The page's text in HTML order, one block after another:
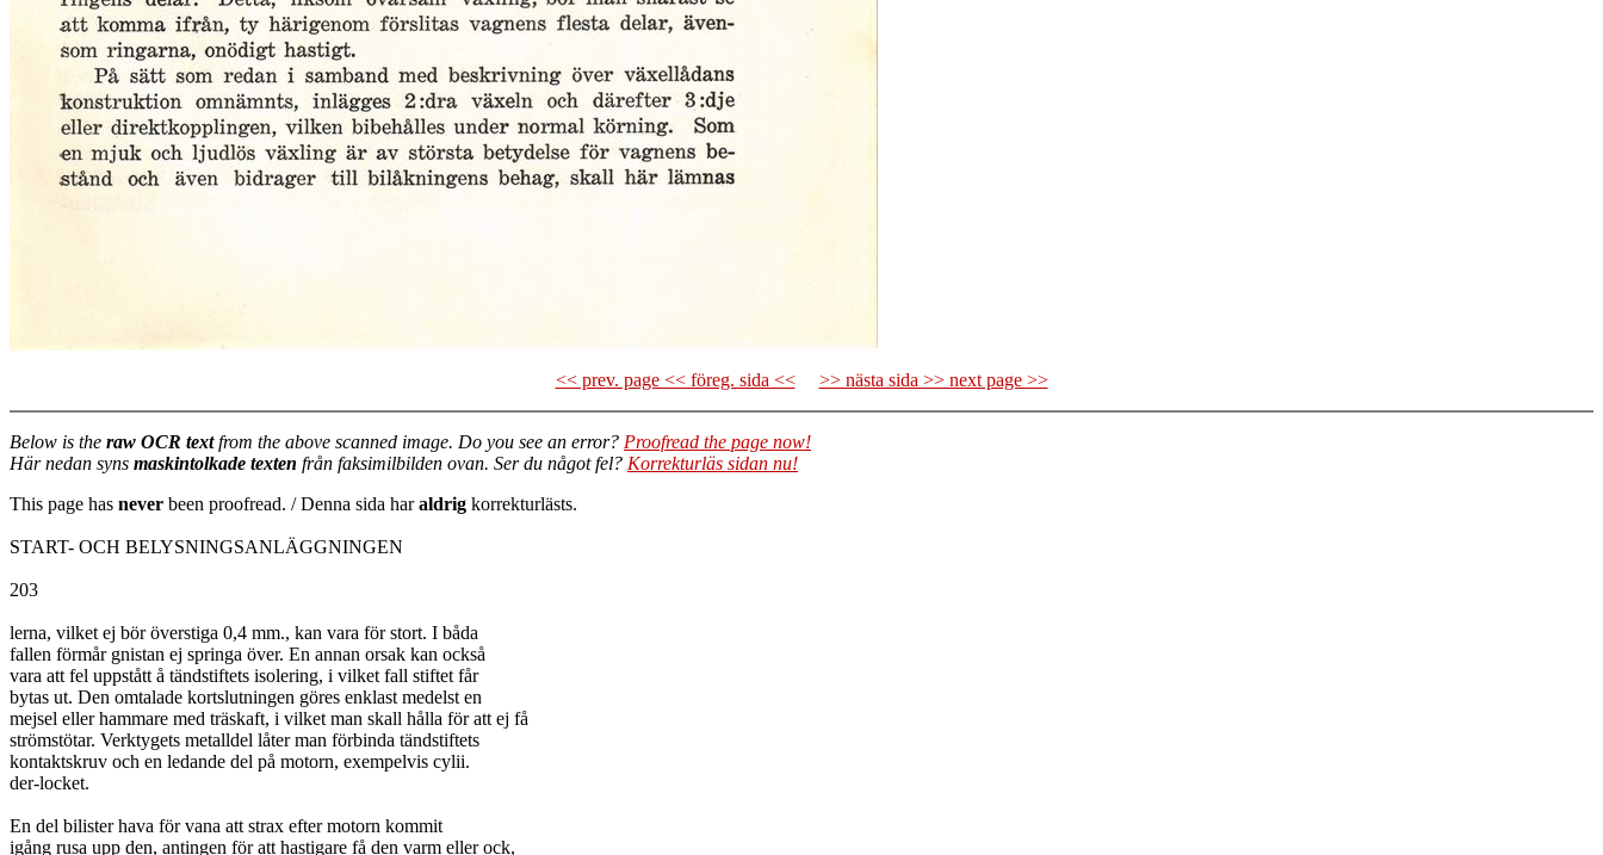
<< prev. page << föreg. sida << >> nästa sida >> next page >>
Below is the raw OCR textfrom the above scanned image. Do you see an error? Proofread the page now!
Här nedan syns maskintolkade texten från faksimilbilden ovan. Ser du något fel? Korrekturläs sidan nu!
This page has never been proofread. / Denna sida haraldrig korrekturlästs.
START- OCH BELYSNINGSANLÄGGNINGEN
203
lerna, vilket ej bör överstiga 0,4 mm., kan vara för stort. I båda
fallen förmår gnistan ej springa över. En annan orsak kan också
vara att fel uppstått å tändstiftets isolering, i vilket fall stiftet får
bytas ut. Den omtalade kortslutningen göres enklast medelst en
mejsel eller hammare med träskaft, i vilket man skall hålla för att ej få
strömstötar. Verktygets metalldel låter man förbinda tändstiftets
kontaktskruv och en ledande del på motorn, exempelvis cylii.
der-locket.
En del bilister hava för vana att strax efter motorn kommit
igång rusa upp den, antingen för att hastigare få den varm eller ock,